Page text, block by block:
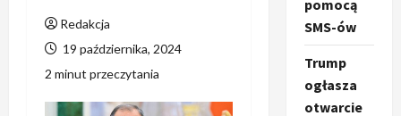
Redakcja
19 października, 2024
2 minut przeczytania
pomocą
SMS-ów
Trump
ogłasza
otwarcie